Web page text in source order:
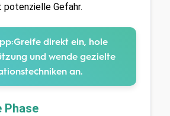
Gefahr.
Greife direkt ein, hole
und wende gezielte
an.
Phase